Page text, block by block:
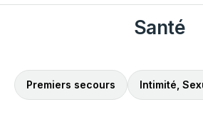
Santé
Premiers secours Intimité,